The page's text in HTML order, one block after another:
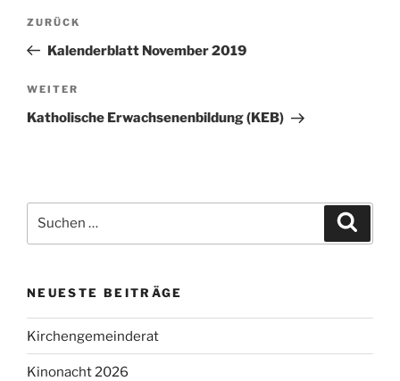
Beitragsnavigation
Vorheriger
Beitrag
ZURÜCK
Kalenderblatt November 2019
Nächster
Beitrag
WEITER
Katholische Erwachsenenbildung (KEB)
nach:
NEUESTE BEITRÄGE
Kirchengemeinderat
Kinonacht 2026